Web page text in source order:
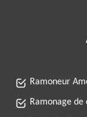
Ramoneur
Ramonage